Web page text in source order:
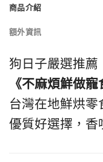
商品介紹
額外資訊
狗日子嚴選推薦
《不麻煩鮮做寵
台灣在地鮮烘零
優質好選擇，香